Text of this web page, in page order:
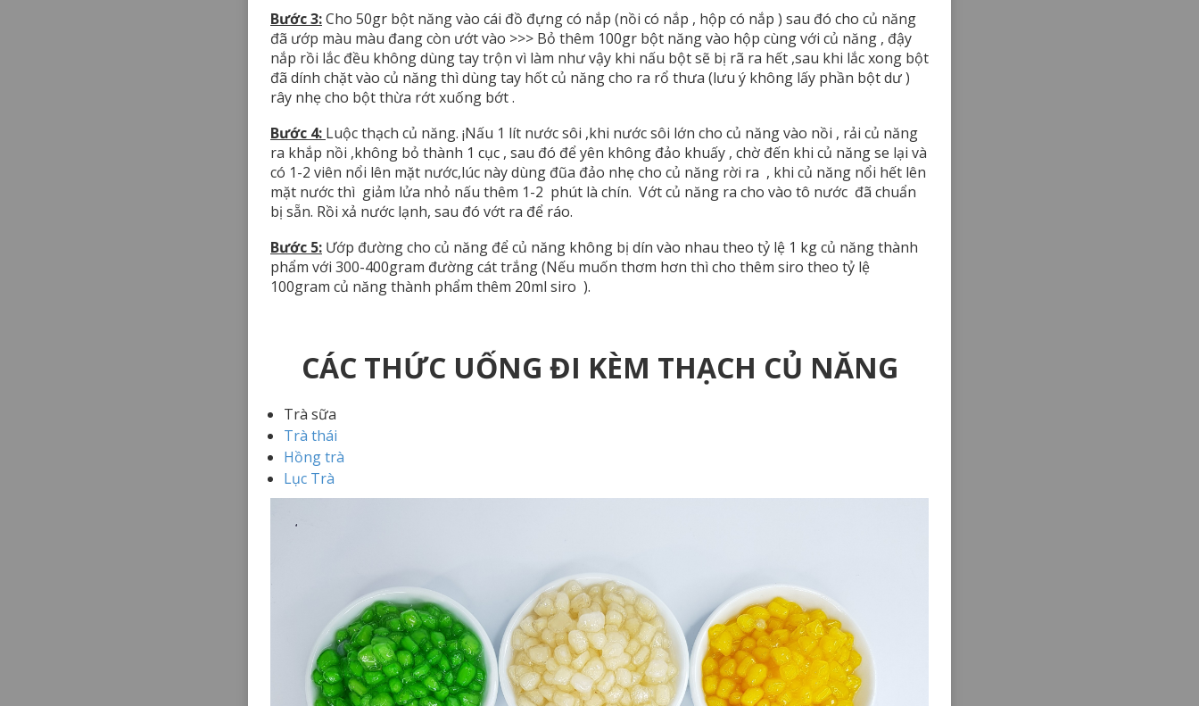
Bước 3:Cho 50gr bột năng vào cái đồ đựng có nắp (nồi có nắp , hộp có nắp ) sau đó cho củ năng
đã ướp màu màu đang còn ướt vào >>> Bỏ thêm 100gr bột năng vào hộp cùng với củ năng , đậy
nắp rồi lắc đều không dùng tay trộn vì làm như vậy khi nấu bột sẽ bị rã ra hết ,sau khi lắc xong bột
đã dính chặt vào củ năng thì dùng tay hốt củ năng cho ra rổ thưa (lưu ý không lấy phần bột dư )
rây nhẹ cho bột thừa rớt xuống bớt .
Bước 4: Luộc thạch củ năng. ¡Nấu 1 lít nước sôi ,khi nước sôi lớn cho củ năng vào nồi , rải củ năng
ra khắp nồi ,không bỏ thành 1 cục , sau đó để yên không đảo khuấy , chờ đến khi củ năng se lại và
có 1-2 viên nổi lên mặt nước,lúc này dùng đũa đảo nhẹ cho củ năng rời ra , khi củ năng nổi hết lên
mặt nước thì giảm lửa nhỏ nấu thêm 1-2 phút là chín. Vớt củ năng ra cho vào tô nước đã chuẩn
bị sẵn. Rồi xả nước lạnh, sau đó vớt ra để ráo.
Bước 5: Ướp đường cho củ năng để củ năng không bị dín vào nhau theo tỷ lệ 1 kg củ năng thành
phẩm với 300-400gram đường cát trắng (Nếu muốn thơm hơn thì cho thêm siro theo tỷ lệ
100gram củ năng thành phẩm thêm 20ml siro ).
CÁC THỨC UỐNG ĐI KÈM THẠCH CỦ NĂNG
Trà sữa
Trà thái
Hồng trà
Lục Trà